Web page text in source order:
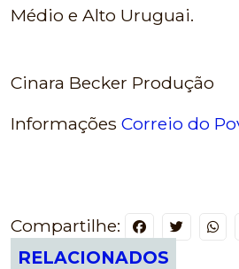
Médio e Alto Uruguai.
Cinara Becker Produção
Informações Correio do
Compartilhe:
RELACIONADOS